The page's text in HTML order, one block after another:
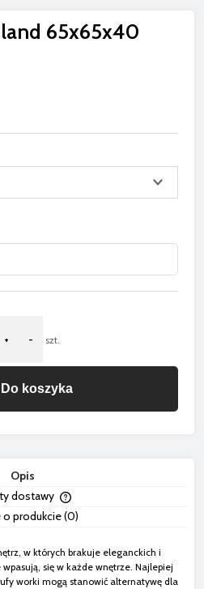
65x65x40
+ - szt.
Do koszyka
Opis
dostawy
Cena nie zawiera
o produkcie (0)
w których brakuje eleganckich i
się w każde wnętrze. Najlepiej
worki mogą stanowić alternatywę dla